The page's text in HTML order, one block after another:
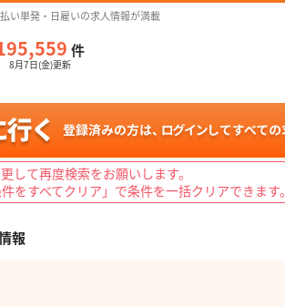
い単発・日雇いの求人情報が満載
件
8月7日(金)更新
して再度検索をお願いします。
すべてクリア」で条件を一括クリアできます。
報